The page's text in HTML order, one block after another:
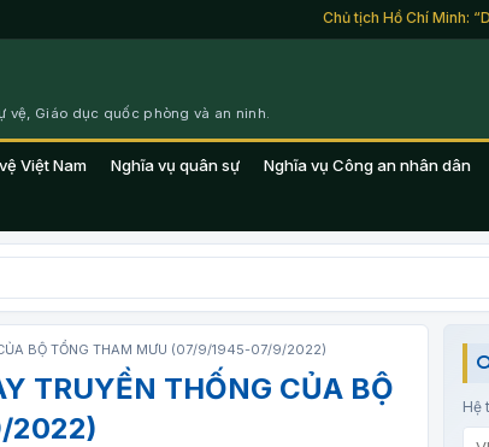
Chủ tịch Hồ Chí Minh: “Dân
vệ, Giáo dục quốc phòng và an ninh.
Việt Nam Nghĩa vụ quân sự Nghĩa vụ Công an nhân dân
BỘ TỔNG THAM MƯU (07/9/1945-07/9/2022)
TRUYỀN THỐNG CỦA BỘ
2022)
Hệ